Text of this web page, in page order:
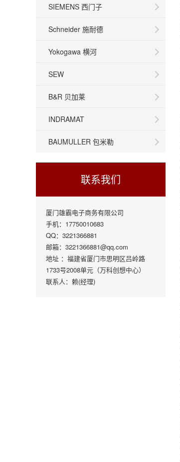
SIEMENS 西门子
Schneider 施耐德
Yokogawa 横河
SEW
B&R 贝加莱
INDRAMAT
BAUMULLER 包米勒
联系我们
厦门雄霸电子商务有限公司
手机：17750010683
QQ：3221366881
邮箱：3221366881@qq.com
地址 ：福建省厦门市思明区吕岭路
1733号2008单元（万科创想中心）
联系人：赖(经理)